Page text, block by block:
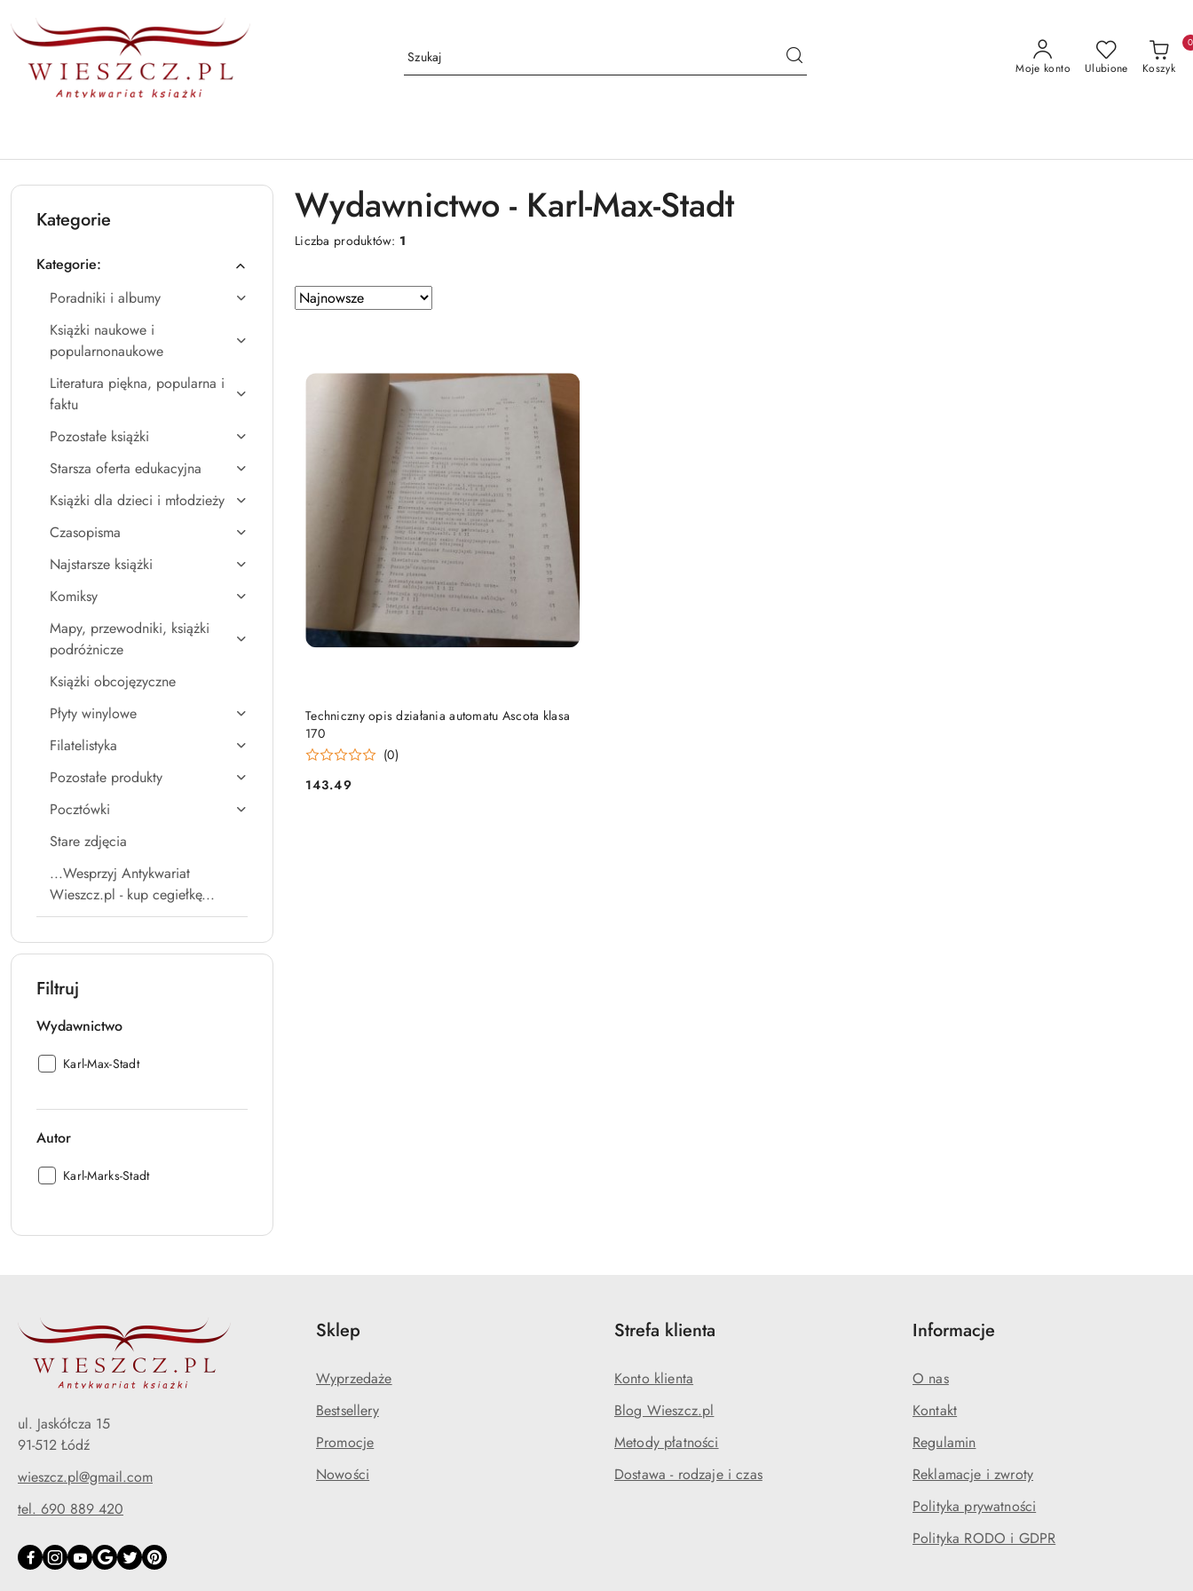
Przejdź do treści głównej
Przejdź do wyszukiwarki
Przejdź do moje konto
Przejdź do menu głównego
Przejdź do stopki
Moje konto Ulubione Koszyk
0
Kategorie
Kategorie:
Poradniki i albumy
Książki naukowe i
popularnonaukowe
Literatura piękna, popularna i
faktu
Pozostałe książki
Starsza oferta edukacyjna
Książki dla dzieci i młodzieży
Czasopisma
Najstarsze książki
Komiksy
Mapy, przewodniki, książki
podróżnicze
Książki obcojęzyczne
Płyty winylowe
Filatelistyka
Pozostałe produkty
Pocztówki
Stare zdjęcia
...Wesprzyj Antykwariat
Wieszcz.pl - kup cegiełkę...
Filtruj
Wydawnictwo
Wydawnictwo:
Karl-Max-Stadt
Autor
Autor:
Karl-Marks-Stadt
Wydawnictwo - Karl-Max-Stadt
Liczba produktów: 1
Zastosowano
sortowanie:
Sortuj
według
Techniczny opis działania automatu Ascota klasa
170
(0)
Cena:
143.49
DO KOSZYKA
ul. Jaskółcza 15
91-512 Łódź
wieszcz.pl@gmail.com
tel. 690 889 420
Sklep
Wyprzedaże
Bestsellery
Promocje
Nowości
Strefa klienta
Konto klienta
Blog Wieszcz.pl
Metody płatności
Dostawa - rodzaje i czas
Informacje
O nas
Kontakt
Regulamin
Reklamacje i zwroty
Polityka prywatności
Polityka RODO i GDPR